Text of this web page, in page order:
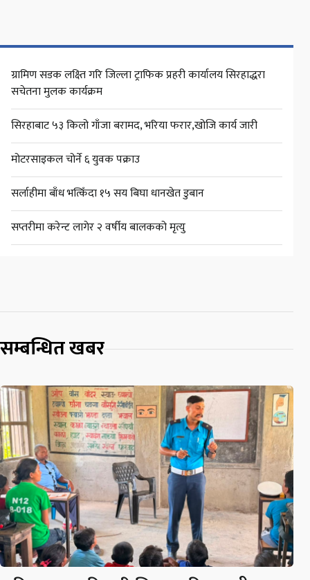
ग्रामिण सडक लक्ष्ति गरि जिल्ला ट्राफिक प्रहरी कार्यालय सिरहाद्धरा
सचेतना मुलक कार्यक्रम
सिरहाबाट ५३ किलो गाँजा बरामद, भरिया फरार,खोजि कार्य जारी
मोटरसाइकल चोर्ने ६ युवक पक्राउ
सर्लाहीमा बाँध भत्किँदा १५ सय बिघा धानखेत डुबान
सप्तरीमा करेन्ट लागेर २ वर्षीय बालकको मृत्यु
सम्बन्धित खबर